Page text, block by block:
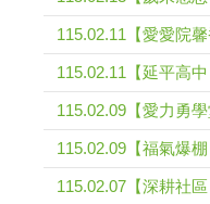
115.02.11【愛愛院
115.02.11【延平高
115.02.09【愛力勇
115.02.09【福氣爆
115.02.07【深耕社